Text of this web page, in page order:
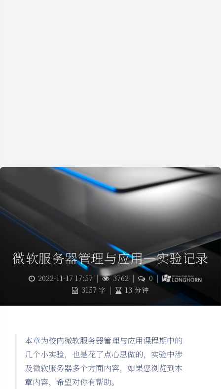
微软服务器管理与应用—实验记录
2022-11-17 17:57 | 3762 | 0 |
未分类
3157 字 | 13 分钟
本章为校内微软服务器管理与应用课程期中的
几个小实验，也是花了点心思做的，实验中涉
及微软服务器多个方面内容，如果您浏览到本
章内容，希望对你有帮助。